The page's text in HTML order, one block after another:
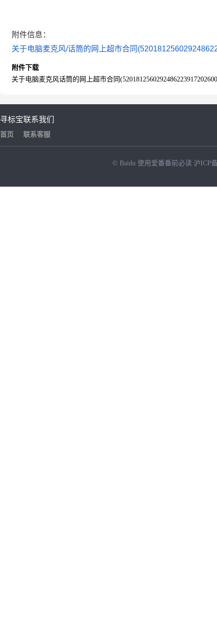
附件信息：
关于电脑麦克风/话筒的网上超市合同
附件下载
关于电脑麦克风话筒的网上超市合同
寻标宝
首页
联系我们
联系客服
© Baidu 使用爱番番前必读 沪ICP